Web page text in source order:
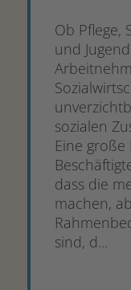
Ob Pflege,
und
sozialen
Eine
dass die
machen,
sind, d...